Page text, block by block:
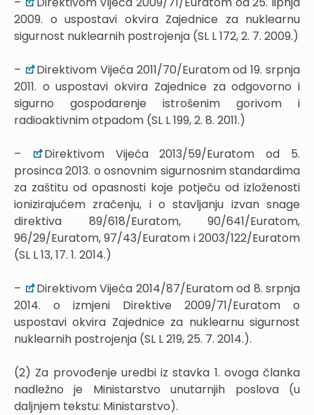
2009. o uspostavi okvira Zajednice za nuklearnu
sigurnost nuklearnih postrojenja (SL L 172, 2. 7. 2009.)
–
Direktivom Vijeća 2011/70/Euratom od 19. srpnja
2011. o uspostavi okvira Zajednice za odgovorno i
sigurno gospodarenje istrošenim gorivom i
radioaktivnim otpadom (SL L 199, 2. 8. 2011.)
–
Direktivom Vijeća 2013/59/Euratom od 5.
prosinca 2013. o osnovnim sigurnosnim standardima
za zaštitu od opasnosti koje potječu od izloženosti
ionizirajućem zračenju, i o stavljanju izvan snage
direktiva 89/618/Euratom, 90/641/Euratom,
96/29/Euratom, 97/43/Euratom i 2003/122/Euratom
(SL L 13, 17. 1. 2014.)
–
Direktivom Vijeća 2014/87/Euratom od 8. srpnja
2014. o izmjeni Direktive 2009/71/Euratom o
uspostavi okvira Zajednice za nuklearnu sigurnost
nuklearnih postrojenja (SL L 219, 25. 7. 2014.).
(2) Za provođenje uredbi iz stavka 1. ovoga članka
nadležno je Ministarstvo unutarnjih poslova (u
daljnjem tekstu: Ministarstvo).